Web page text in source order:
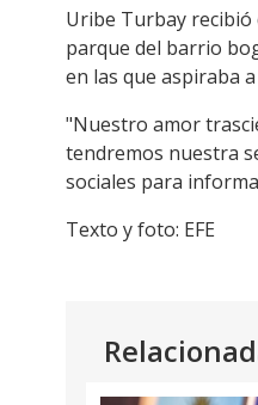
Uribe Turbay recibió
parque del barrio
en las que aspiraba
"Nuestro amor
tendremos nuestra
sociales para
Texto y foto: EFE